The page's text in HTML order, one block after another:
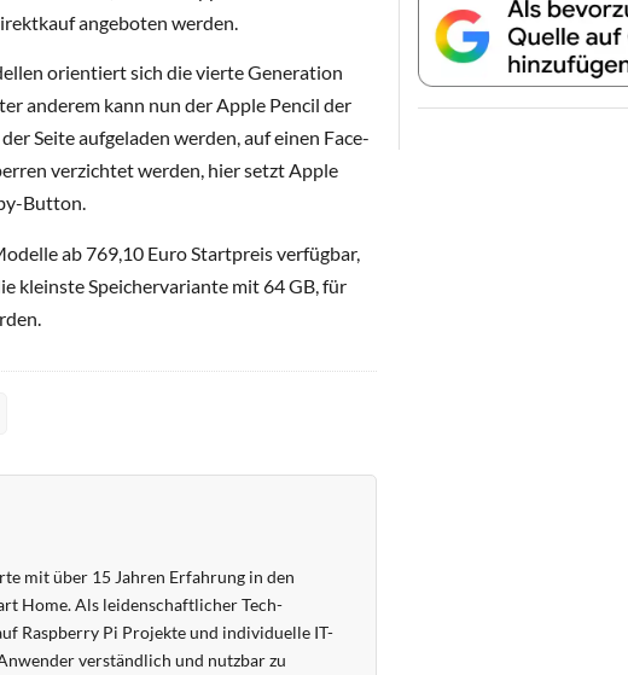
angeboten werden.
orientiert sich die vierte Generation
anderem kann nun der Apple Pencil der
Seite aufgeladen werden, auf einen Face-
verzichtet werden, hier setzt Apple
Button.
ab 769,10 Euro Startpreis verfügbar,
kleinste Speichervariante mit 64 GB, für
mit über 15 Jahren Erfahrung in den
Home. Als leidenschaftlicher Tech-
Raspberry Pi Projekte und individuelle IT-
verständlich und nutzbar zu